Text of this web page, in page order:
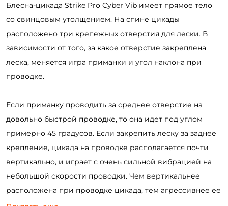
Блесна-цикада Strike Pro Cyber Vib имеет прямое тело
со свинцовым утолщением. На спине цикады
расположено три крепежных отверстия для лески. В
зависимости от того, за какое отверстие закреплена
леска, меняется игра приманки и угол наклона при
проводке.
Если приманку проводить за среднее отверстие на
довольно быстрой проводке, то она идет под углом
примерно 45 градусов. Если закрепить леску за заднее
крепление, цикада на проводке располагается почти
вертикально, и играет с очень сильной вибрацией на
небольшой скорости проводки. Чем вертикальнее
расположена при проводке цикада, тем агрессивнее ее